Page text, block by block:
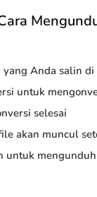
Anda salin
untuk
selesai
akan muncul
untuk